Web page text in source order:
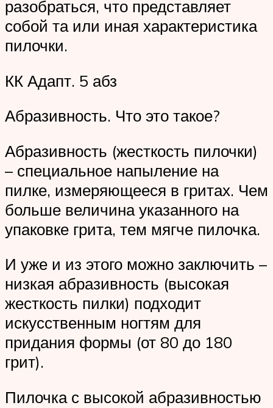
разобраться, что представляет
собой та или иная характеристика
пилочки.
КК Адапт. 5 абз
Абразивность. Что это такое?
Абразивность (жесткость пилочки)
– специальное напыление на
пилке, измеряющееся в гритах. Чем
больше величина указанного на
упаковке грита, тем мягче пилочка.
И уже и из этого можно заключить –
низкая абразивность (высокая
жесткость пилки) подходит
искусственным ногтям для
придания формы (от 80 до 180
грит).
Пилочка с высокой абразивностью